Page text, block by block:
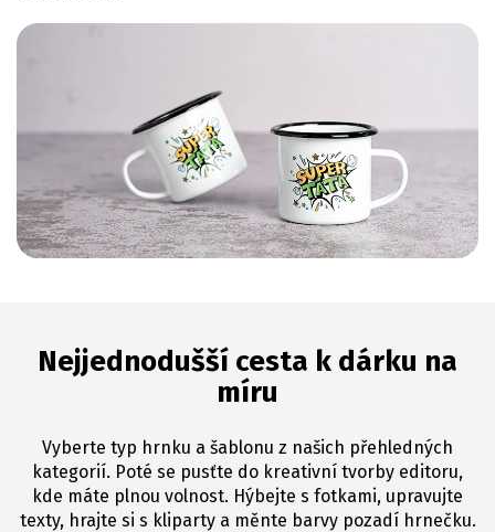
Nejjednodušší cesta k dárku na
míru
Vyberte typ hrnku a šablonu z našich přehledných
kategorií. Poté se pusťte do kreativní tvorby editoru,
kde máte plnou volnost. Hýbejte s fotkami, upravujte
texty, hrajte si s kliparty a měnte barvy pozadí hrnečku.